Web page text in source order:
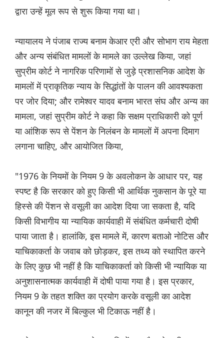
द्वारा उन्हें मूल रूप से शुरू किया गया था।
न्यायालय ने पंजाब राज्य बनाम केआर एरी और सोभाग राय मेहता
और अन्य संबंधित मामलों के मामले का उल्लेख किया, जहां
सुप्रीम कोर्ट ने नागरिक परिणामों से जुड़े प्रशासनिक आदेश के
मामलों में प्राकृतिक न्याय के सिद्धांतों के पालन की आवश्यकता
पर जोर दिया; और रामेश्वर यादव बनाम भारत संघ और अन्य का
मामला, जहां सुप्रीम कोर्ट ने कहा कि सक्षम प्राधिकारी को पूर्ण
या आंशिक रूप से पेंशन के निलंबन के मामलों में अपना दिमाग
लगाना चाहिए, और आयोजित किया,
"1976 के नियमों के नियम 9 के अवलोकन के आधार पर, यह
स्पष्ट है कि सरकार को हुए किसी भी आर्थिक नुकसान के पूरे या
हिस्से की पेंशन से वसूली का आदेश दिया जा सकता है, यदि
किसी विभागीय या न्यायिक कार्यवाही में संबंधित कर्मचारी दोषी
पाया जाता है। हालांकि, इस मामले में, कारण बताओ नोटिस और
याचिकाकर्ता के जवाब को छोड़कर, इस तथ्य को स्थापित करने
के लिए कुछ भी नहीं है कि याचिकाकर्ता को किसी भी न्यायिक या
अनुशासनात्मक कार्यवाही में दोषी पाया गया है। इस प्रकार,
नियम 9 के तहत शक्ति का प्रयोग करके वसूली का आदेश
कानून की नजर में बिल्कुल भी टिकाऊ नहीं है।